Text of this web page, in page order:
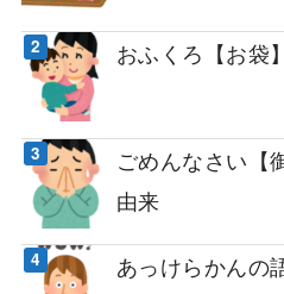
おふくろ【お袋
ごめんなさい【
由来
あっけらかんの